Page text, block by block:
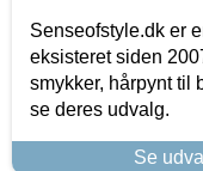
Senseofstyle.dk er
eksisteret siden
smykker, hårpynt til
se deres udvalg.
Se